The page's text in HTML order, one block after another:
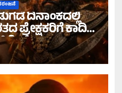
ದಿನಾಂಕದಲ್ಲಿ
ಪ್ರೇಕ್ಷಕರಿಗೆ ಕಾದಿದೆ
ಗಿಫ್ಟ್!